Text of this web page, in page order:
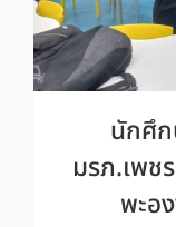
นักศึก
มรภ.เพช
พะอ